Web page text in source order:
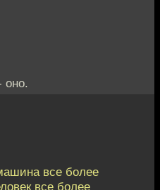
оно.
все более
все более